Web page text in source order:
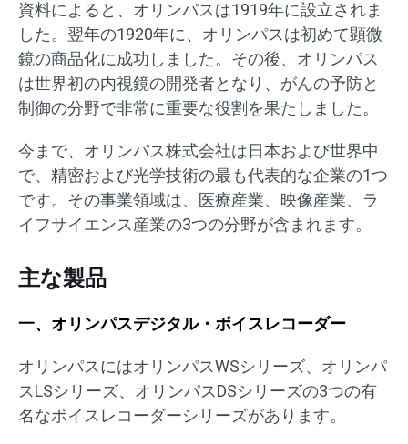
資料によると、オリンパスは1919年に設立されま
した。翌年の1920年に、オリンパスは初めて顕微
鏡の商品化に成功しました。その後、オリンパス
は世界初の内視鏡の開発者となり、がんの予防と
制御の分野で非常に重要な役割を果たしました。
今まで、オリンパス株式会社は日本および世界中
で、精密および光学技術の最も代表的な企業の1つ
です。その事業領域は、医療産業、映像産業、ラ
イフサイエンス産業の3つの分野が含まれます。
主な製品
一、オリンパスデジタル・ボイスレコーダー
オリンパスにはオリンパスWSシリーズ、オリンパ
スLSシリーズ、オリンパスDSシリーズの3つの有
名なボイスレコーダーシリーズがあります。